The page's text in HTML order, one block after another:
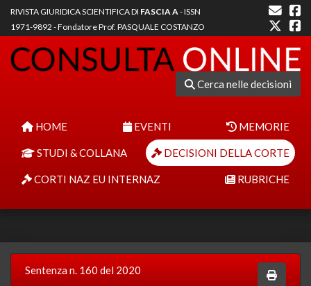
RIVISTA GIURIDICA SCIENTIFICA DI FASCIA A- ISSN
1971-9892 - Fondatore Prof. PASQUALE COSTANZO
Cerca nelle decisioni
HOME EVENTI MEMORIE
STUDI & COLLANA DECISIONI DELLA CORTE
CORTI NAZ EU INTERNAZ RUBRICHE
Sentenza n. 160 del 2020